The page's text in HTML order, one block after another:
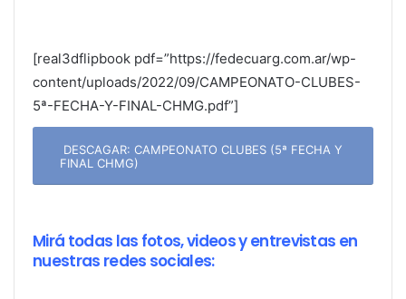
[real3dflipbook pdf=”https://fedecuarg.com.ar/wp-
content/uploads/2022/09/CAMPEONATO-CLUBES-
5ª-FECHA-Y-FINAL-CHMG.pdf”]
DESCAGAR: CAMPEONATO CLUBES (5ª FECHA Y
FINAL CHMG)
Mirá todas las fotos, videos y entrevistas en
nuestras redes sociales: